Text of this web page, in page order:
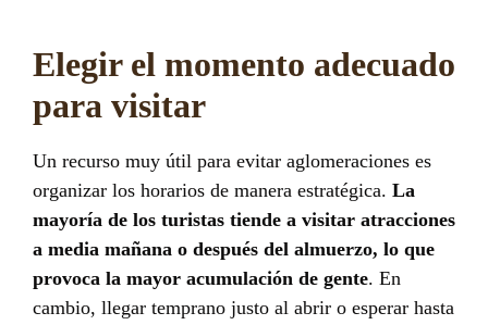
Elegir el momento adecuado
para visitar
Un recurso muy útil para evitar aglomeraciones es
organizar los horarios de manera estratégica. La
mayoría de los turistas tiende a visitar atracciones
a media mañana o después del almuerzo, lo que
provoca la mayor acumulación de gente. En
cambio, llegar temprano justo al abrir o esperar hasta